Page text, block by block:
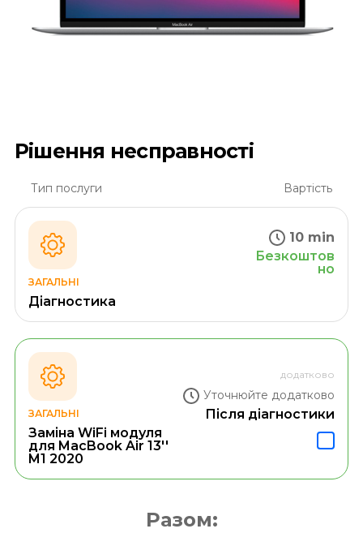
Рішення несправності
Тип послуги Вартість
ЗАГАЛЬНІ
Діагностика
10 min
Безкоштов
но
ЗАГАЛЬНІ
Заміна WiFi модуля
для MacBook Air 13''
M1 2020
додатково
Уточнюйте додатково
Після діагностики
Разом: